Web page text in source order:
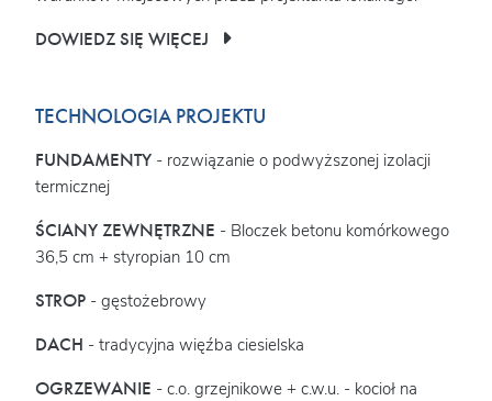
DOWIEDZ SIĘ WIĘCEJ
TECHNOLOGIA PROJEKTU
FUNDAMENTY - rozwiązanie o podwyższonej izolacji
termicznej
ŚCIANY ZEWNĘTRZNE - Bloczek betonu komórkowego
36,5 cm + styropian 10 cm
STROP - gęstożebrowy
DACH - tradycyjna więźba ciesielska
OGRZEWANIE - c.o. grzejnikowe + c.w.u. - kocioł na